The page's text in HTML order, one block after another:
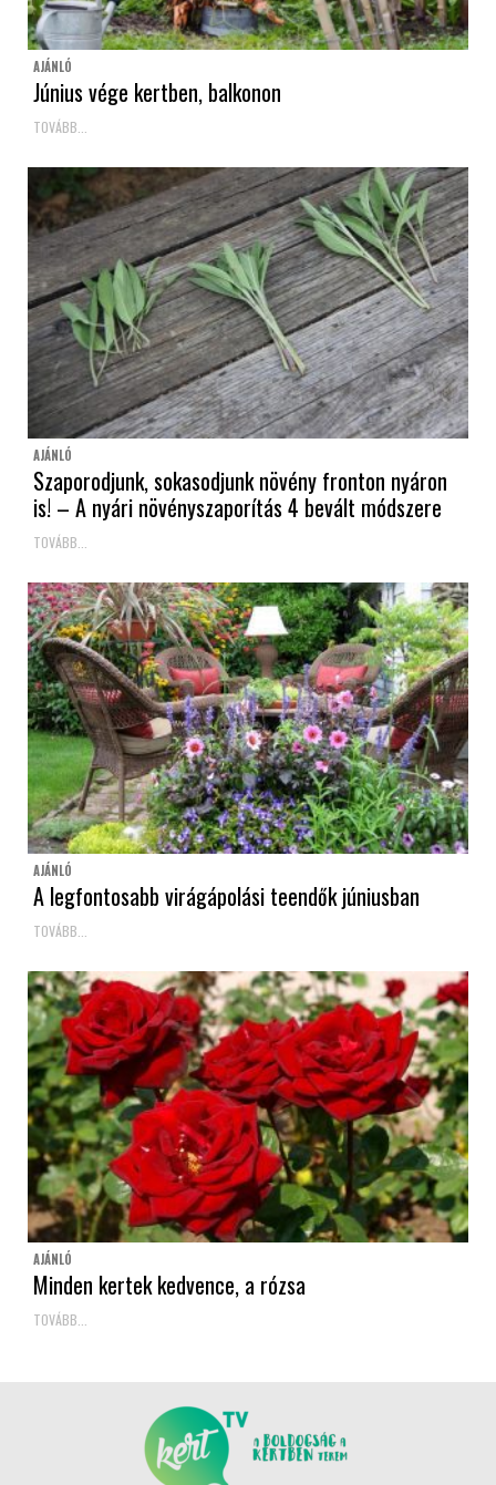
AJÁNLÓ
Június vége kertben, balkonon
TOVÁBB...
AJÁNLÓ
Szaporodjunk, sokasodjunk növény fronton nyáron
is! – A nyári növényszaporítás 4 bevált módszere
TOVÁBB...
AJÁNLÓ
A legfontosabb virágápolási teendők júniusban
TOVÁBB...
AJÁNLÓ
Minden kertek kedvence, a rózsa
TOVÁBB...